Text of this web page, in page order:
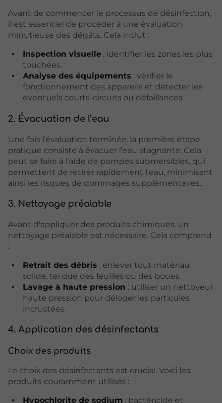
Avant de commencer le processus de désinfection,
il est essentiel de procéder à une évaluation
minutieuse des dégâts. Cela inclut :
Inspection visuelle: identifier les zones les plus
touchées.
Analyse des équipements : vérifier le
fonctionnement des appareils et détecter les
éventuels courts-circuits ou défaillances.
2. Évacuation de l’eau
Une fois l’évaluation terminée, la première étape
pratique consiste à évacuer l’eau stagnante. Cela
peut se faire à l’aide de pompes submersibles, qui
permettent de retirer rapidement l'eau, minimisant
ainsi les risques de dommages supplémentaires.
3. Nettoyage préalable
Avant d'appliquer des produits chimiques, un
nettoyage préalable est nécessaire. Cela comprend
:
Retrait des débris : enlever tout matériau
solide, tel que des feuilles ou des boues.
Lavage à haute pression : utiliser un nettoyeur
haute pression pour déloger les particules
incrustées.
4. Application des désinfectants
Choix des produits
Le choix des désinfectants est crucial. Voici les
produits couramment utilisés :
Hypochlorite de sodium : bactéricide et